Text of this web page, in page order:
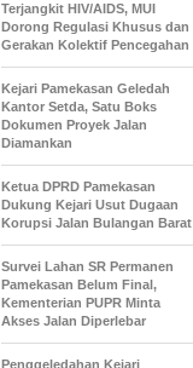
Terjangkit HIV/AIDS, MUI
Dorong Regulasi Khusus dan
Gerakan Kolektif Pencegahan
Kejari Pamekasan Geledah
Kantor Setda, Satu Boks
Dokumen Proyek Jalan
Diamankan
Ketua DPRD Pamekasan
Dukung Kejari Usut Dugaan
Korupsi Jalan Bulangan Barat
Survei Lahan SR Permanen
Pamekasan Belum Final,
Kementerian PUPR Minta
Akses Jalan Diperlebar
Penggeledahan Kejari